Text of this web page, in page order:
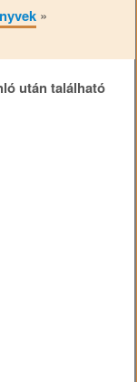
»
után található